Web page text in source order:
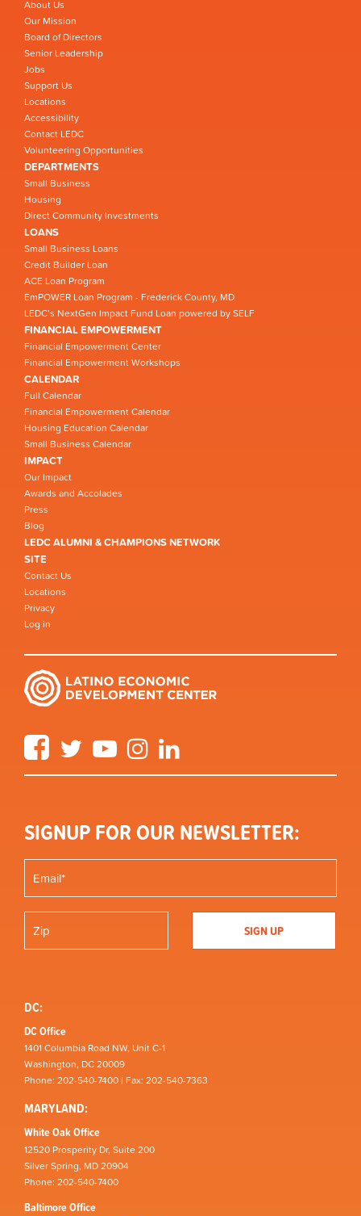
About Us
Our Mission
Board of Directors
Senior Leadership
Jobs
Support Us
Locations
Accessibility
Contact LEDC
Volunteering Opportunities
DEPARTMENTS
Small Business
Housing
Direct Community Investments
LOANS
Small Business Loans
Credit Builder Loan
ACE Loan Program
EmPOWER Loan Program - Frederick County, MD
LEDC’s NextGen Impact Fund Loan powered by SELF
FINANCIAL EMPOWERMENT
Financial Empowerment Center
Financial Empowerment Workshops
CALENDAR
Full Calendar
Financial Empowerment Calendar
Housing Education Calendar
Small Business Calendar
IMPACT
Our Impact
Awards and Accolades
Press
Blog
LEDC ALUMNI & CHAMPIONS NETWORK
SITE
Contact Us
Locations
Privacy
Log in
FacebookTwitter YouTube Instagram
SIGNUP FOR OUR NEWSLETTER:
DC:
DC Office
1401 Columbia Road NW, Unit C-1
Washington, DC 20009
Phone: 202-540-7400 | Fax: 202-540-7363
MARYLAND:
White Oak Office
12520 Prosperity Dr, Suite 200
Silver Spring, MD 20904
Phone: 202-540-7400
Baltimore Office